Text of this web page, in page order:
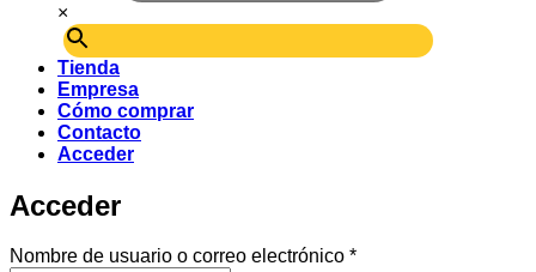
×
Tienda
Empresa
Cómo comprar
Contacto
Acceder
Acceder
Nombre de usuario o correo electrónico *Obligatorio